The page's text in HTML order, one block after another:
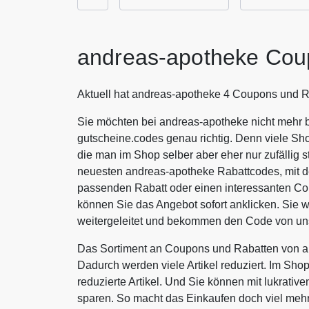
andreas-apotheke
Aktuell hat andreas-apotheke 4 Coupons und
Sie möchten bei andreas-apotheke nicht
gutscheine.codes genau richtig. Denn viele
die man im Shop selber aber eher nur zufällig
neuesten andreas-apotheke Rabattcodes, mit
passenden Rabatt oder einen interessanten
können Sie das Angebot sofort anklicken. Sie
weitergeleitet und bekommen den Code von
Das Sortiment an Coupons und Rabatten von
Dadurch werden viele Artikel reduziert. Im
reduzierte Artikel. Und Sie können mit
sparen. So macht das Einkaufen doch viel